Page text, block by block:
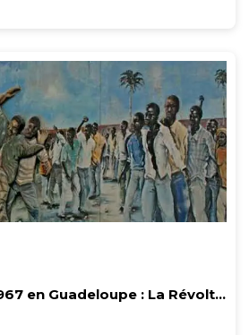
en Guadeloupe : La Révolt...